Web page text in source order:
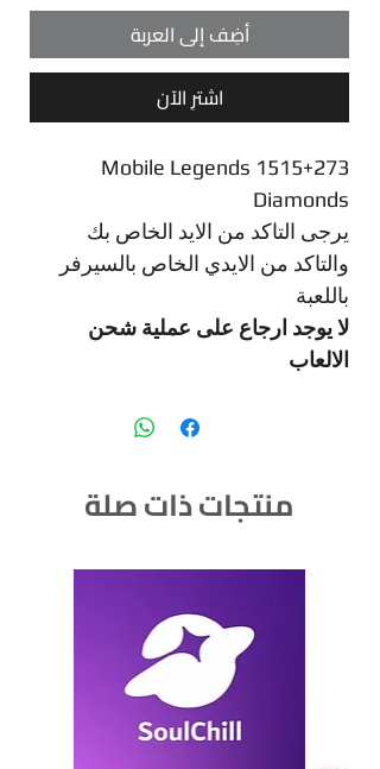
أضِف إلى العربة
اشترِ الآن
Mobile Legends 1515+273
Diamonds
يرجى التاكد من الايد الخاص بك
والتاكد من الايدي الخاص بالسيرفر
باللعبة
لا يوجد ارجاع على عملية شحن
الالعاب
منتجات ذات صلة